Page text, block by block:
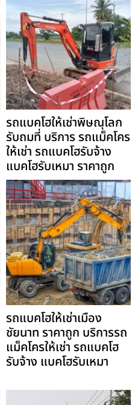
รถแบคโฮให้เช่าพิษณุโลก
รับถมที่ บริการ รถแม็คโคร
ให้เช่า รถแบคโฮรับจ้าง
แบคโฮรับเหมา ราคาถูก
รถแบคโฮให้เช่าเมือง
ชัยนาท ราคาถูก บริการรถ
แม็คโครให้เช่า รถแบคโฮ
รับจ้าง แบคโฮรับเหมา